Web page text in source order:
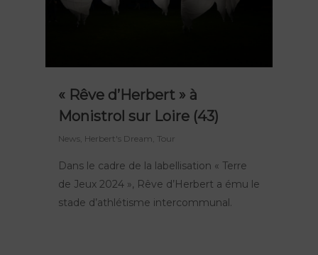
« Rêve d’Herbert » à
Monistrol sur Loire (43)
News Herbert's Dream ,Tour
Dans le cadre de la labellisation « Terre
de Jeux 2024 », Rêve d’Herbert a ému le
stade d’athlétisme intercommunal.